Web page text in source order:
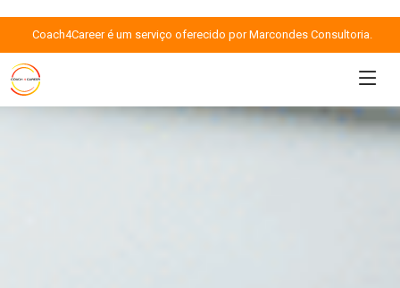
Coach4Career é um serviço oferecido por Marcondes Consultoria.